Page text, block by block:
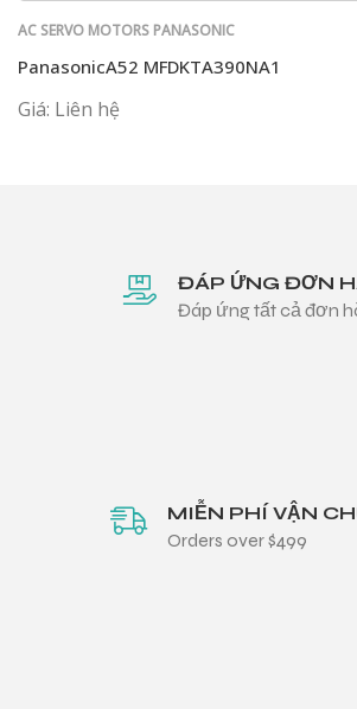
AC SERVO MOTORS PANASONIC
PanasonicA52 MFDKTA390NA1
Giá: Liên hệ
ĐÁP ỨNG ĐƠN
Đáp ứng tất cả đơn
MIỄN PHÍ VẬN
Orders over $499